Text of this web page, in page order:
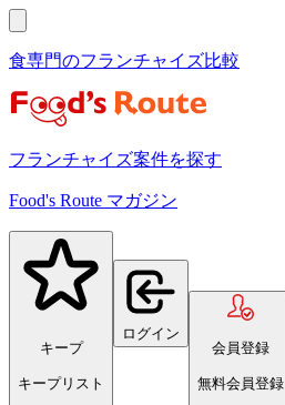
食専門のフランチャイズ比較
フランチャイズ案件を探す
Food's Route マガジン
キープ
キープリスト
ログイン
会員登録
無料会員登録